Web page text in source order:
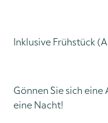
Inklusive Frühstück
Gönnen Sie sich eine
eine Nacht!